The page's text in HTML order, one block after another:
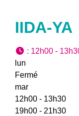
IIDA-YA
: 12h00 -
lun
Fermé
mar
12h00 - 13h30
19h00 - 21h30